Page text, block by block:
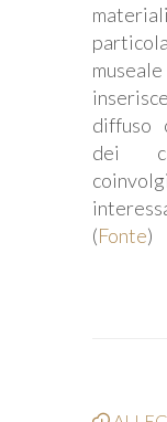
diffuso
dei
(Fonte)